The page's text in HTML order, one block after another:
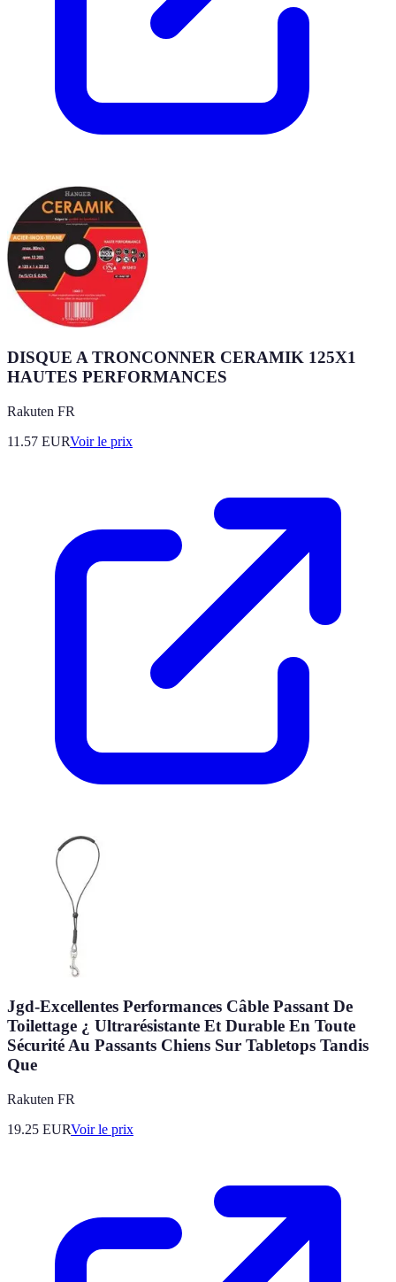
DISQUE A TRONCONNER CERAMIK 125X1
HAUTES PERFORMANCES
Rakuten FR
11.57 EURVoir le prix
Jgd-Excellentes Performances Câble Passant De
Toilettage ¿ Ultrarésistante Et Durable En Toute
Sécurité Au Passants Chiens Sur Tabletops Tandis
Que
Rakuten FR
19.25 EURVoir le prix